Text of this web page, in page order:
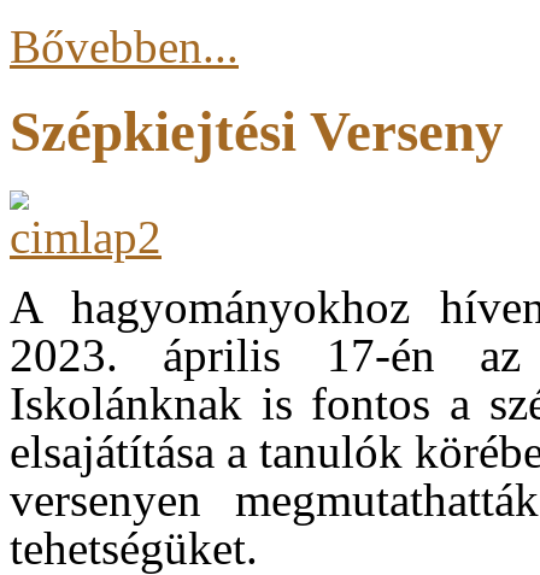
Bővebben...
Szépkiejtési Verseny
A hagyományokhoz
2023. április 17-én az
Iskolánknak is fontos a
elsajátítása a tanulók
versenyen
tehetségüket.